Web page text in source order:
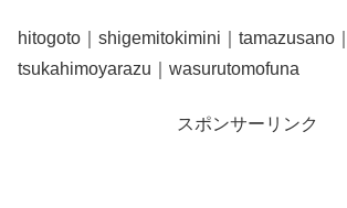
hitogoto｜shigemitokimini｜tamazusano｜
tsukahimoyarazu｜wasurutomofuna
スポンサーリンク